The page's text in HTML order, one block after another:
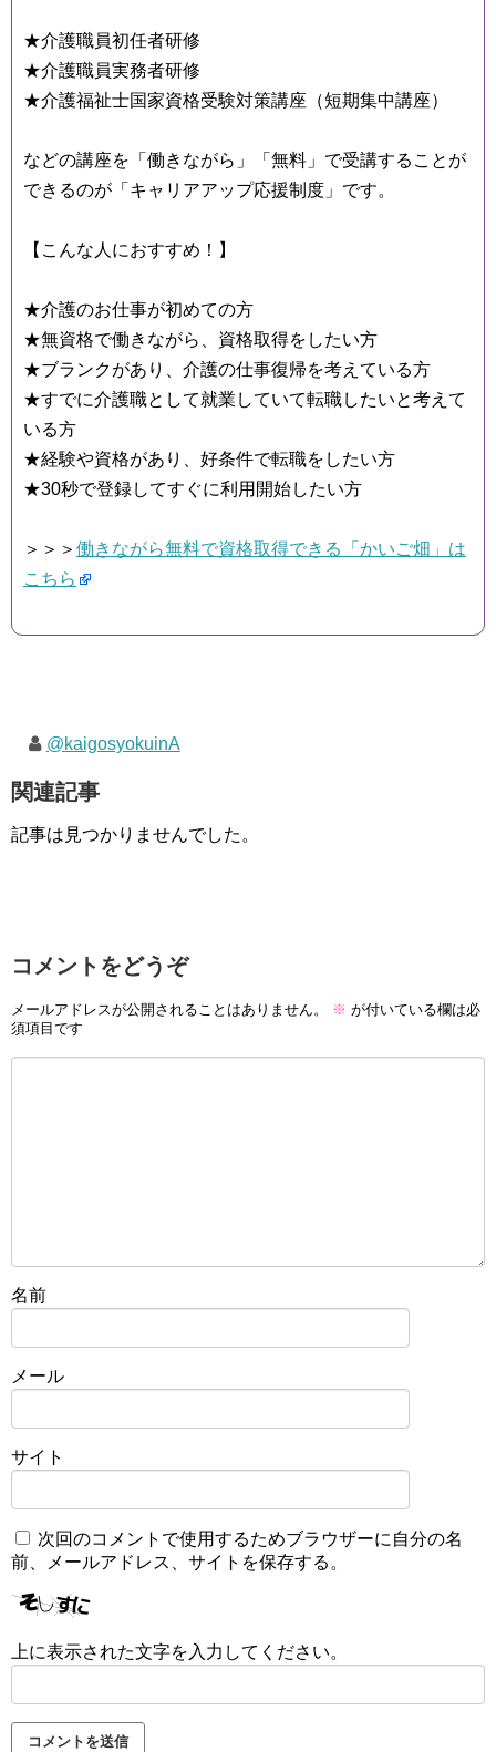
★介護職員初任者研修
★介護職員実務者研修
★介護福祉士国家資格受験対策講座（短期集中講座）
などの講座を「働きながら」「無料」で受講することが
できるのが「キャリアアップ応援制度」です。
【こんな人におすすめ！】
★介護のお仕事が初めての方
★無資格で働きながら、資格取得をしたい方
★ブランクがあり、介護の仕事復帰を考えている方
★すでに介護職として就業していて転職したいと考えて
いる方
★経験や資格があり、好条件で転職をしたい方
★30秒で登録してすぐに利用開始したい方
＞＞＞ 働きながら無料で資格取得できる「かいご畑」は
こちら
@kaigosyokuinA
関連記事
記事は見つかりませんでした。
コメントをどうぞ
メールアドレスが公開されることはありません。 ※ が付いている欄は必
須項目です
名前
メール
サイト
次回のコメントで使用するためブラウザーに自分の名
前、メールアドレス、サイトを保存する。
上に表示された文字を入力してください。